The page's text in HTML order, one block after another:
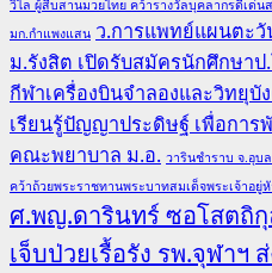
วิไล ผู้สืบสานมวยไทย คว้ารางวัลบุคลากรดีเด่น
มก.กำแพงแสน ว.การแพทย์แผนตะ
ม.รังสิต เปิดรับสมัครนักศึกษา
กีฬาเครื่องบินจำลองและวิทยุบั
เรียนรู้ปัญญาประดิษฐ์ เพื่อกา
คณะพยาบาล ม.อ. วารินชำราบ จ.อุบ
คว้าถ้วยพระราชทานพระบาทสมเด็จพระเจ้าอยู่
ศ.พญ.ดารินทร์ ซอโสตถิกุ
เจ็บป่วยเรื้อรัง รพ.จุฬาฯ